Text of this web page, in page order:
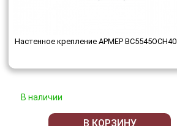
Настенное крепление АРМЕР ВС5545ОСН40
В наличии
В КОРЗИНУ